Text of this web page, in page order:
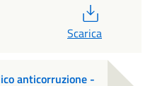
Scarica
anticorruzione -